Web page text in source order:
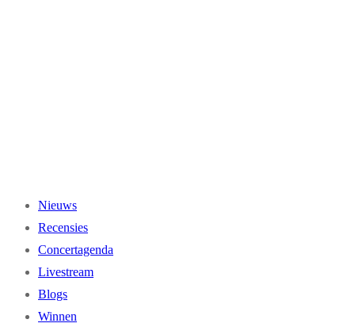
Nieuws
Recensies
Concertagenda
Livestream
Blogs
Winnen